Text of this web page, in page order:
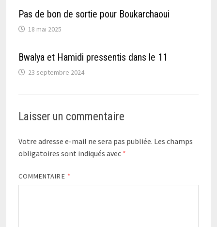
Pas de bon de sortie pour Boukarchaoui
18 mai 2025
Bwalya et Hamidi pressentis dans le 11
23 septembre 2024
Laisser un commentaire
Votre adresse e-mail ne sera pas publiée. Les champs
obligatoires sont indiqués avec *
COMMENTAIRE *